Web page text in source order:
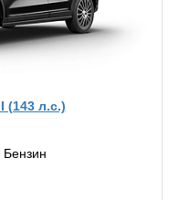
(143 л.с.)